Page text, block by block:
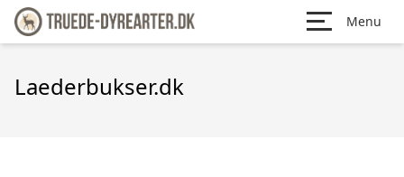
Menu
Laederbukser.dk